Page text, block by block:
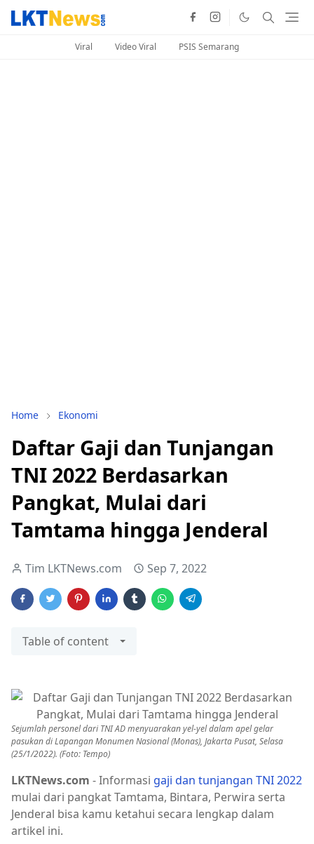
Viral Video Viral PSIS Semarang
Home Ekonomi
Daftar Gaji dan Tunjangan
TNI 2022 Berdasarkan
Pangkat, Mulai dari
Tamtama hingga Jenderal
Tim LKTNews.com Sep 7, 2022
Table of content
Sejumlah personel dari TNI AD menyuarakan yel-yel dalam apel gelar
pasukan di Lapangan Monumen Nasional (Monas), Jakarta Pusat, Selasa
(25/1/2022). (Foto: Tempo)
LKTNews.com - Informasi gaji dan tunjangan TNI 2022
mulai dari pangkat Tamtama, Bintara, Perwira serta
Jenderal bisa kamu ketahui secara lengkap dalam
artikel ini.